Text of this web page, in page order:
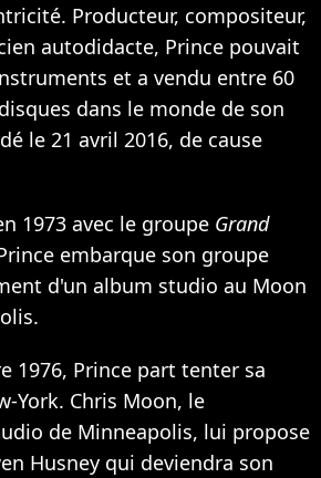
Producteur, compositeur,
autodidacte, Prince pouvait
et a vendu entre 60
dans le monde de son
le 21 avril 2016, de cause
1973 avec le groupe Grand
embarque son groupe
d'un album studio au Moon
1976, Prince part tenter sa
York. Chris Moon, le
de Minneapolis, lui propose
Husney qui deviendra son